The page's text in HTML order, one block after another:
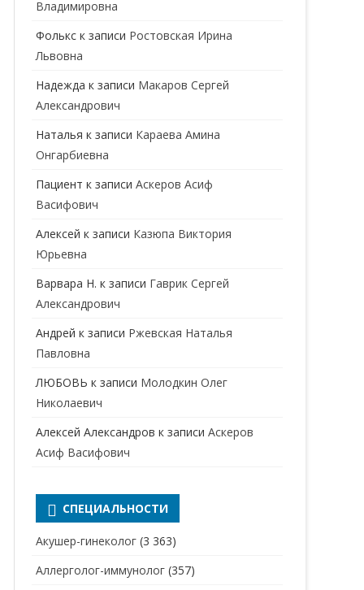
ДЕТСКИЙ ХИРУРГ
ПЕРИНАТАЛЬНЫЙ ПСИХОЛОГ
КАРДИОЛОГ
КОСМЕТОЛОГ
МАССАЖИСТ
НАРКОЛОГ
НЕВРОПАТОЛОГ
НЕФРОЛОГ
ОТОЛАРИНГОЛОГ
ОФТАЛЬМОЛОГ
ПРОКТОЛОГ
РЕВМАТОЛОГ
РЕНТГЕНОЛОГ
СТОМАТОЛОГ
Владимировна
Фолькс к записи Ростовская Ирина
Львовна
Надежда к записи Макаров Сергей
Александрович
Наталья к записи Караева Амина
Онгарбиевна
Пациент к записиАскеров Асиф
Васифович
Алексей к записи Казюпа Виктория
Юрьевна
Варвара Н. к записи Гаврик Сергей
Александрович
Андрей к записи Ржевская Наталья
Павловна
ЛЮБОВЬ к записи Молодкин Олег
Николаевич
Алексей Александров к записиАскеров
Асиф Васифович
СПЕЦИАЛЬНОСТИ
Акушер-гинеколог (3 363)
Аллерголог-иммунолог (357)